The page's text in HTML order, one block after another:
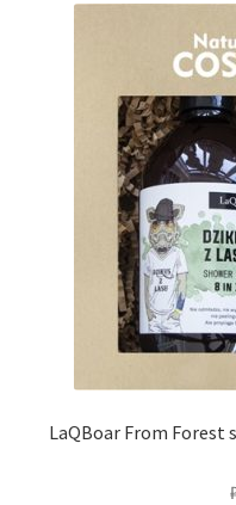
LaQBoar From Forest